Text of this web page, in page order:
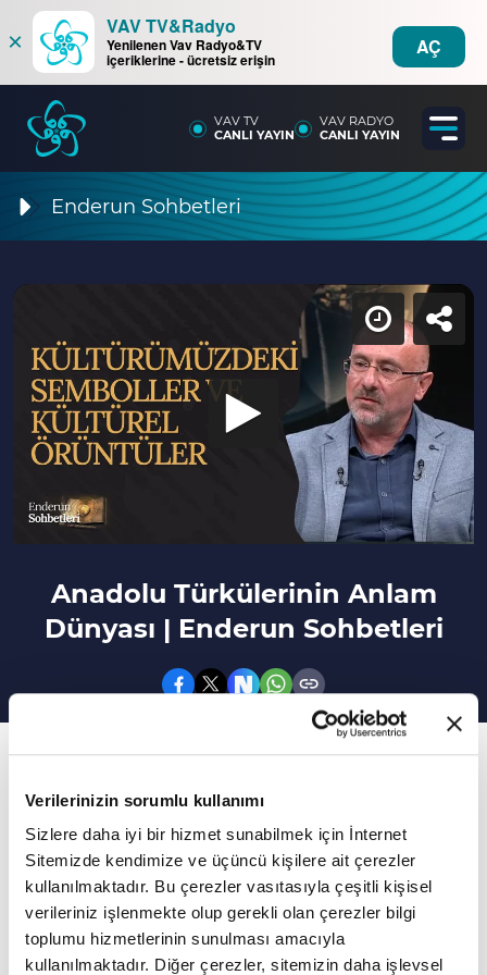
Verilerinizin sorumlu kullanımı
Sizlere daha iyi bir hizmet sunabilmek için İnternet
Sitemizde kendimize ve üçüncü kişilere ait çerezler
kullanılmaktadır. Bu çerezler vasıtasıyla çeşitli kişisel
verileriniz işlenmekte olup gerekli olan çerezler bilgi
toplumu hizmetlerinin sunulması amacıyla
kullanılmaktadır. Diğer çerezler, sitemizin daha işlevsel
×
VAV TV&Radyo
Yenilenen Vav Radyo&TV
içeriklerine - ücretsiz erişin
AÇ
VAV TV
CANLI YAYIN
VAV RADYO
CANLI YAYIN
Enderun Sohbetleri
Anadolu Türkülerinin Anlam
Dünyası | Enderun Sohbetleri
149. Bölüm
Enderun Sohbetleri'ne bu hafta Prof. Dr. Ahmet
Emre Dağtaşoğlu konuk oldu.
Edebiyattan sanata kültürden medeniyete,
tarihten musikiye kadar birçok konunun
masaya yatırılacağı ve özünde insanın olacağı